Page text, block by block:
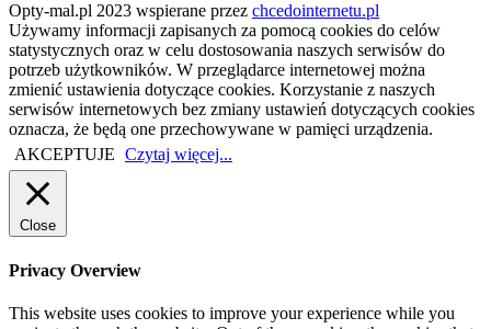
Opty-mal.pl 2023 wspierane przez chcedointernetu.pl
Używamy informacji zapisanych za pomocą cookies do celów
statystycznych oraz w celu dostosowania naszych serwisów do
potrzeb użytkowników. W przeglądarce internetowej można
zmienić ustawienia dotyczące cookies. Korzystanie z naszych
serwisów internetowych bez zmiany ustawień dotyczących cookies
oznacza, że będą one przechowywane w pamięci urządzenia.
AKCEPTUJE Czytaj więcej...
Close
Privacy Overview
This website uses cookies to improve your experience while you